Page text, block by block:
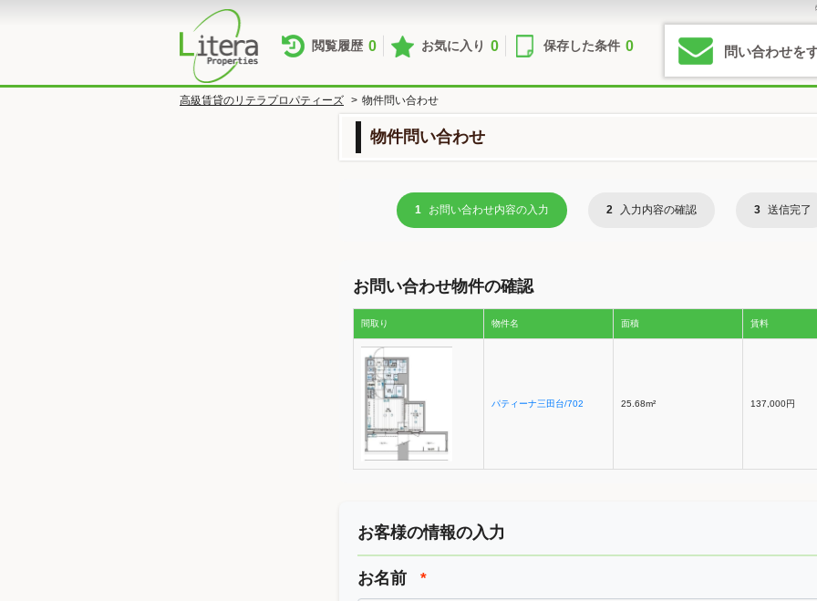
閲覧履歴 0 お気に入り 0 保存した条件 0 問い合わせを
高級賃貸のリテラプロパティーズ > 物件問い合わせ
物件問い合わせ
1 お問い合わせ内容の入力 2 入力内容の確認 3 送信完了
お問い合わせ物件の確認
間取り 物件名 面積 賃料
パティーナ三田台/702 25.68m² 137,000円
お客様の情報の入力
お名前 *